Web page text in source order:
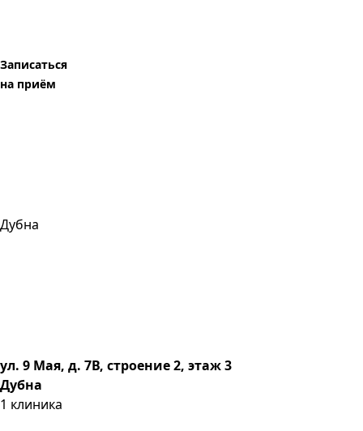
Записаться
на приём
Дубна
ул. 9 Мая, д. 7В, строение 2, этаж 3
Дубна
1 клиника